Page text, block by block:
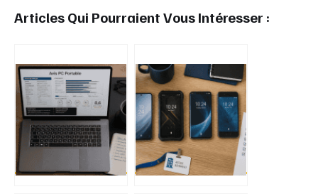
Articles Qui Pourraient Vous Intéresser :